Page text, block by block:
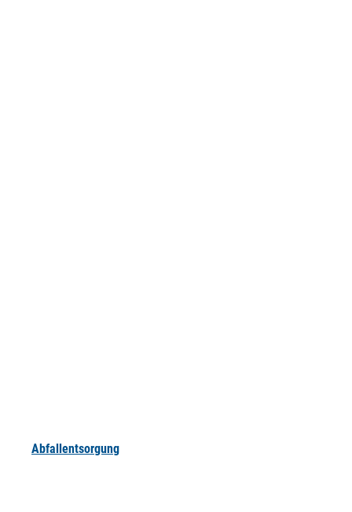
Abfallentsorgung